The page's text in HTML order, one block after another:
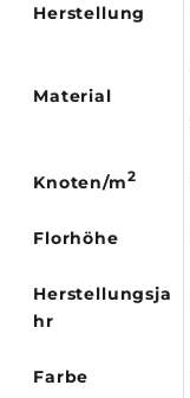
Herstellung
Material
Knoten/m2
Florhöhe
Herstellungsja
hr
Farbe